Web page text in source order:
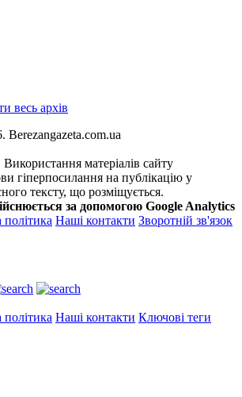
весь архів
Berezangazeta.com.ua
матеріалів сайту
гіперпосилання на публікацію у
тексту, що розміщується.
за допомогою Google Analytics
політика Наші контакти Зворотній зв'язок
політика Наші контакти Ключові теги